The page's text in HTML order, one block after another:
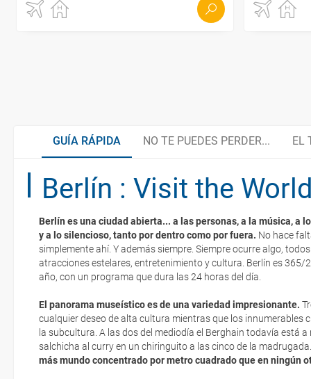
GUÍA RÁPIDA NO TE PUEDES PERDER... EL
Berlín : Visit the
Berlín es una ciudad abierta... a las personas, a la música, a
y a lo silencioso, tanto por dentro como por fuera. No hace
simplemente ahí. Y además siempre. Siempre ocurre algo,
atracciones estelares, entretenimiento y cultura. Berlín es 365/
año, con un programa que dura las 24 horas del día.
El panorama museístico es de una variedad impresionante.
cualquier deseo de alta cultura mientras que los innumerables
la subcultura. A las dos del mediodía el Berghain todavía está
salchicha al curry en un chiringuito a las cinco de la madrugada.
más mundo concentrado por metro cuadrado que en ningún
Visita los mejores monumentos
En bicicleta por Berlín
Barrios de Berlín
Berlín con niños
El tiempo en Berlín
Berlín es una ciudad de clima continental, eso quiere decir que
grandes fluctuaciones a lo largo del año. En verano pueden
mayo a septiembre casi siempre oscilan en un ámbito agradable
En invierno no es raro que los termómetros marquen diez grados
punto de congelación. Sobre todo en enero y febrero puede
nieve y hielo en los que también se congela el río Spree.
Las precipitaciones se reparten de manera uniforme a lo largo del
Ya sea en primavera, verano, otoño o invierno… siempre
Transporte gratuito y descuentos inmediatos
Organiza tu viaje
¿Cómo llegar?
Moverse en Berlín
¿Dónde alojarse?
La documentación de tu reserva te será enviada por mail en el
esté realizado completamente.
Respecto a las tarjetas de embarque, casi todas las compañías
realizando el check-in por su web.
Eso sí, deberás estar atento si viajas con una compañía low cost,
exigen la presentación de la tarjeta de embarque (que deberás
no te carguen un suplemento extra en el mismo aeropuerto.